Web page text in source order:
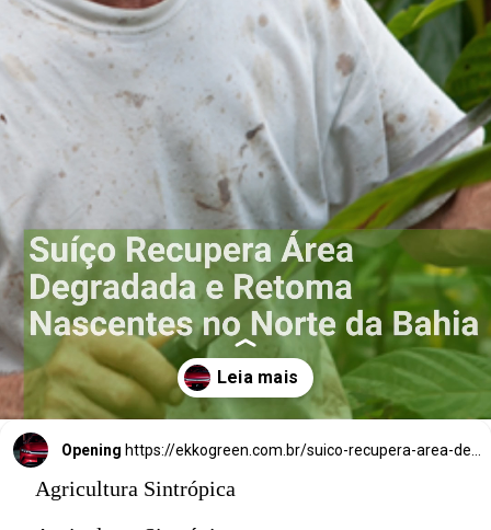
Suíço Recupera
Área Degradada
e Retoma
Nascentes no
Norte da Bahia
Opening https://ekkogreen.com.br/suico-recupera-area-degradada/?utm_source=google&utm_medium=discover&utm_campaign=web-story
Agricultura Sintrópica